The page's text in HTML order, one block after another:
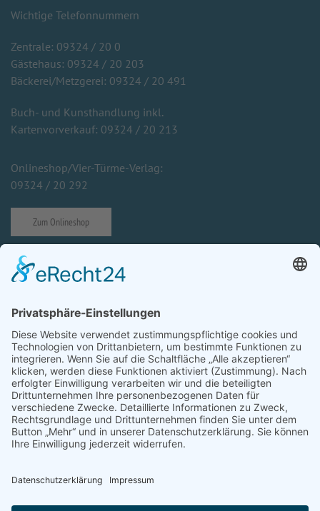
Wichtige Telefonnummern
Zentrale: 09324 / 20 0
Gästehaus: 09324 / 20 203
Bäckerei/Metzgerei: 09324 / 20 491
Buch- und Kunsthandlung inkl.
Kartenvorverkauf: 09324 / 20 213
Onlineshop/Vier-Türme-Verlag:
09324 / 20 292
Zum Onlineshop
Impressum
Prävention von sexuellem Missbrauch
Cookie-Einstellungen